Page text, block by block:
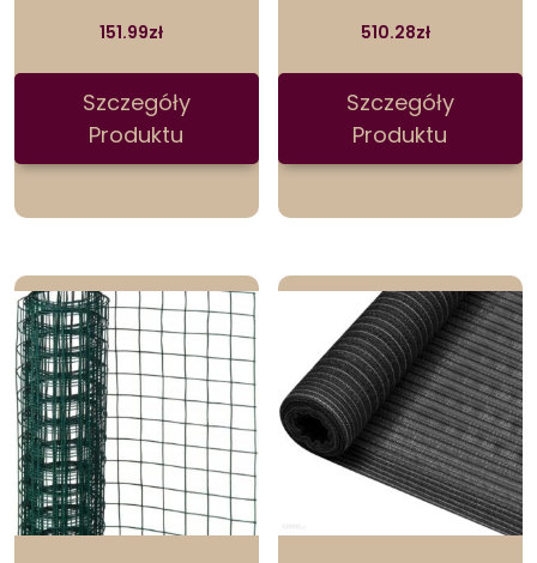
151.99zł
Szczegóły
Produktu
510.28zł
Szczegóły
Produktu